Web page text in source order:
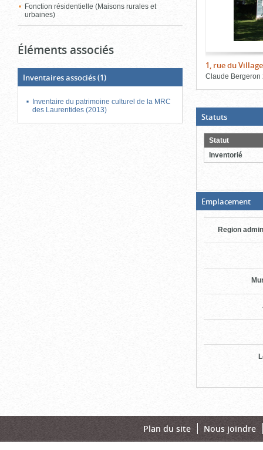
Fonction résidentielle (Maisons rurales et
urbaines)
Éléments associés
Inventaires associés(1)
Inventaire du patrimoine culturel de la MRC
des Laurentides (2013)
1, rue du Village
Claude Bergeron
bloc
d'onglets
Statuts(Boite
ouverte,
cliquer
pour
fermer)
Statut
Inventorié
Emplacement
Region
Plan du site Nous joindre